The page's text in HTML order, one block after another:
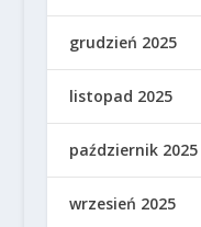
grudzień 2025
listopad 2025
październik 2025
wrzesień 2025